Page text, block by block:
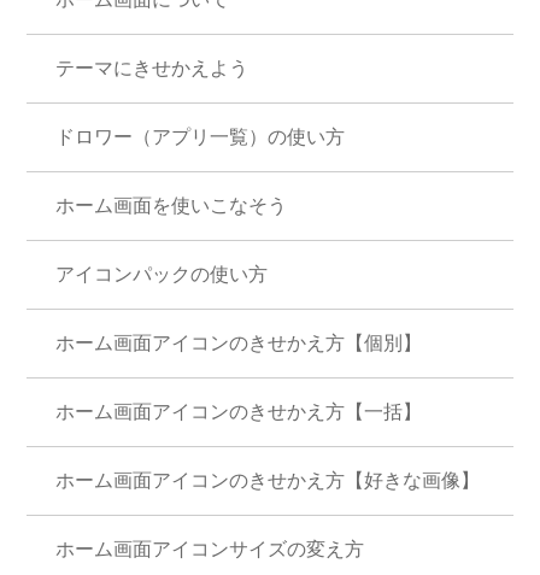
テーマにきせかえよう
ドロワー（アプリ一覧）の使い方
ホーム画面を使いこなそう
アイコンパックの使い方
ホーム画面アイコンのきせかえ方【個別】
ホーム画面アイコンのきせかえ方【一括】
ホーム画面アイコンのきせかえ方【好きな画像】
ホーム画面アイコンサイズの変え方